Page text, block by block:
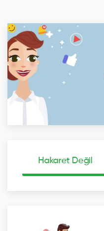
Hakaret Değil